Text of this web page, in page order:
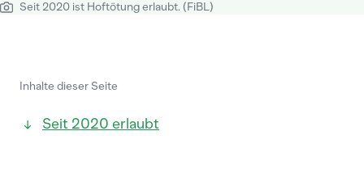
Seit 2020 ist Hoftötung erlaubt. (FiBL)
Inhalte dieser Seite
Seit 2020 erlaubt